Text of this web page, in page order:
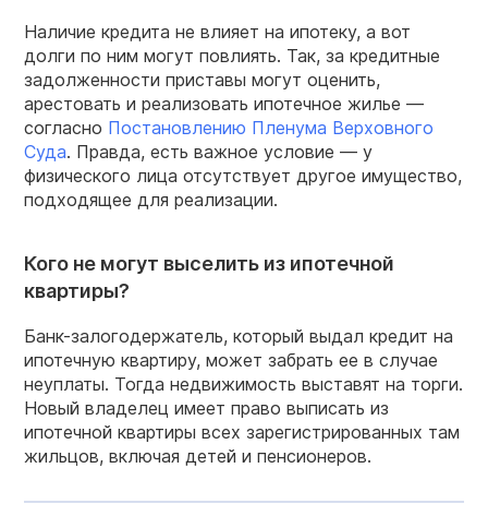
Наличие кредита не влияет на ипотеку, а вот
долги по ним могут повлиять. Так, за кредитные
задолженности приставы могут оценить,
арестовать и реализовать ипотечное жилье —
согласно Постановлению Пленума Верховного
Суда. Правда, есть важное условие — у
физического лица отсутствует другое имущество,
подходящее для реализации.
Кого не могут выселить из ипотечной
квартиры?
Банк-залогодержатель, который выдал кредит на
ипотечную квартиру, может забрать ее в случае
неуплаты. Тогда недвижимость выставят на торги.
Новый владелец имеет право выписать из
ипотечной квартиры всех зарегистрированных там
жильцов, включая детей и пенсионеров.